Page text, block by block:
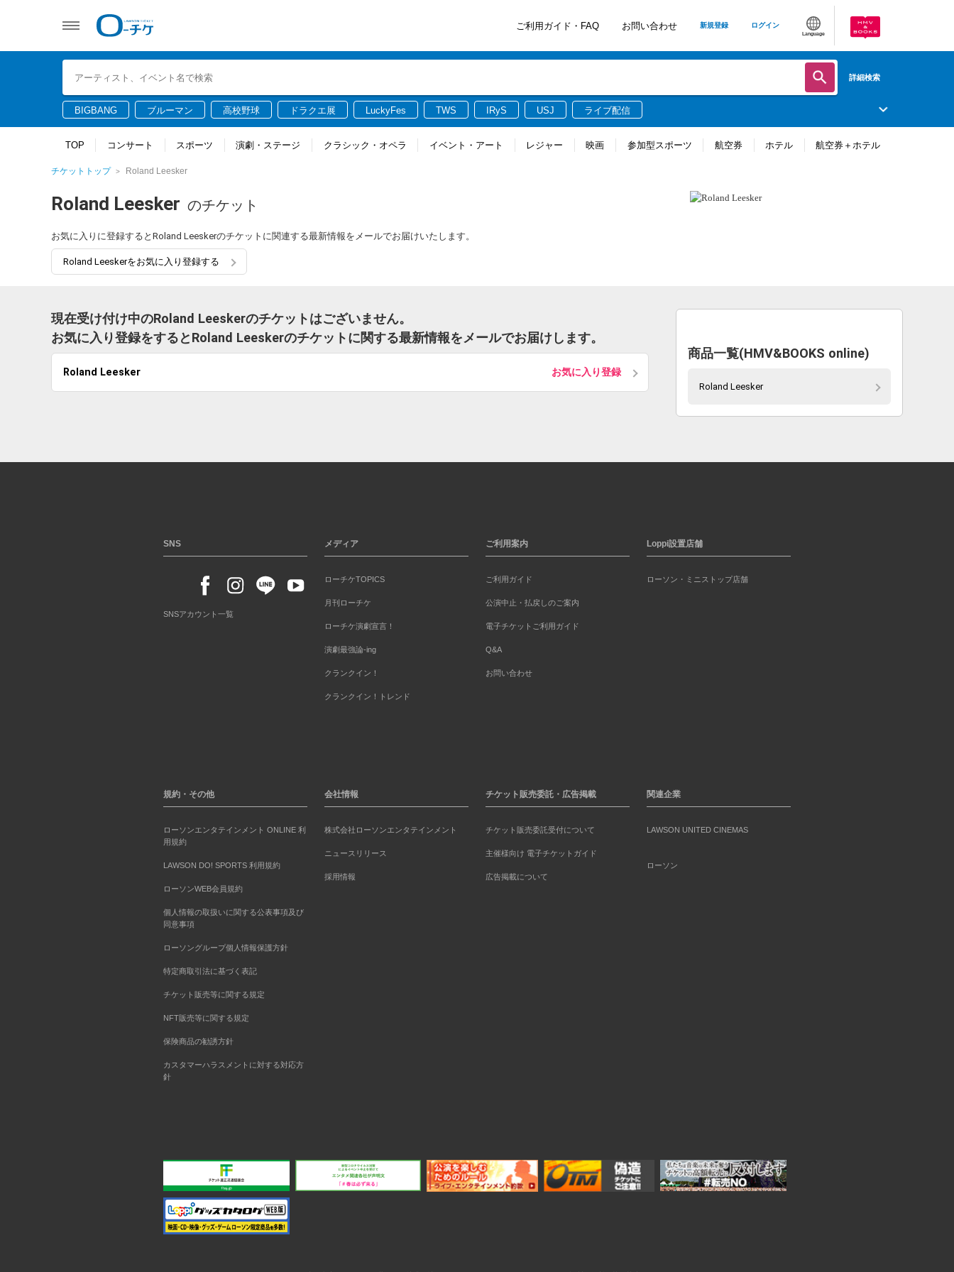
ご利用ガイド・FAQ お問い合わせ 新規登録 ログイン
Language
詳細検索
BIGBANG ブルーマン 高校野球 ドラクエ展 LuckyFes TWS IRyS USJ ライブ配信
TOP コンサート スポーツ 演劇・ステージ クラシック・オペラ イベント・アート レジャー 映画 参加型スポーツ 航空券 ホテル 航空券＋ホテル
チケットトップ Roland Leesker
Roland Leesker のチケット
お気に入りに登録するとRoland Leeskerのチケットに関連する最新情報をメールでお届けいたします。
Roland Leeskerをお気に入り登録する
現在受け付け中のRoland Leeskerのチケットはございません。
お気に入り登録をするとRoland Leeskerのチケットに関する最新情報をメールでお届けします。
Roland Leesker お気に入り登録
商品一覧(HMV&BOOKS online)
Roland Leesker
SNS
SNSアカウント一覧
メディア
ローチケTOPICS
月刊ローチケ
ローチケ演劇宣言！
演劇最強論-ing
クランクイン！
クランクイン！トレンド
ご利用案内
ご利用ガイド
公演中止・払戻しのご案内
電子チケットご利用ガイド
Q&A
お問い合わせ
Loppi設置店舗
ローソン・ミニストップ店舗
規約・その他
ローソンエンタテインメント ONLINE 利
用規約
LAWSON DO! SPORTS 利用規約
ローソンWEB会員規約
個人情報の取扱いに関する公表事項及び
同意事項
ローソングループ個人情報保護方針
特定商取引法に基づく表記
チケット販売等に関する規定
NFT販売等に関する規定
保険商品の勧誘方針
カスタマーハラスメントに対する対応方
針
会社情報
株式会社ローソンエンタテインメント
ニュースリリース
採用情報
チケット販売委託・広告掲載
チケット販売委託受付について
主催様向け 電子チケットガイド
広告掲載について
関連企業
LAWSON UNITED CINEMAS
ローソン